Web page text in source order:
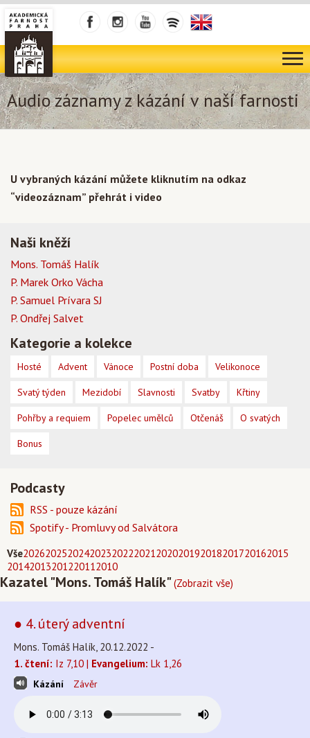
Audio záznamy z kázání v naší farnosti
Vše202620252024202320222021202020192018201720162015
20142013201220112010
Kazatel "Mons. Tomáš Halík"(Zobrazit vše)
● 4. úterý adventní
Mons. Tomáš Halík, 20.12.2022 -
1. čtení: Iz 7,10 | Evangelium: Lk 1,26
Kázání Závěr
U vybraných kázání můžete kliknutím na odkaz
“videozáznam” přehrát i video
Naši kněží
Mons. Tomáš Halík
P. Marek Orko Vácha
P. Samuel Prívara SJ
P. Ondřej Salvet
Kategorie a kolekce
Hosté Advent Vánoce Postní doba Velikonoce
Svatý týden Mezidobí Slavnosti Svatby Křtiny
Pohřby a requiem Popelec umělců Otčenáš O svatých
Bonus
Podcasty
RSS - pouze kázání
Spotify - Promluvy od Salvátora